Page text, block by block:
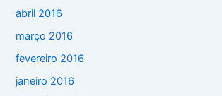
abril 2016
março 2016
fevereiro 2016
janeiro 2016